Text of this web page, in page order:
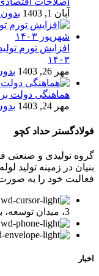
آبان 1, 1403
بدون
۱۴۰۳
مهر 26, 1403
هماهنگی دولت
مهر 24, 1403
فولادگستر حداد کچو
گروه تولیدی و صنعتی
فعالیت خود را به
3، میدان توسعه، بلوار پیشتازان
اخبار